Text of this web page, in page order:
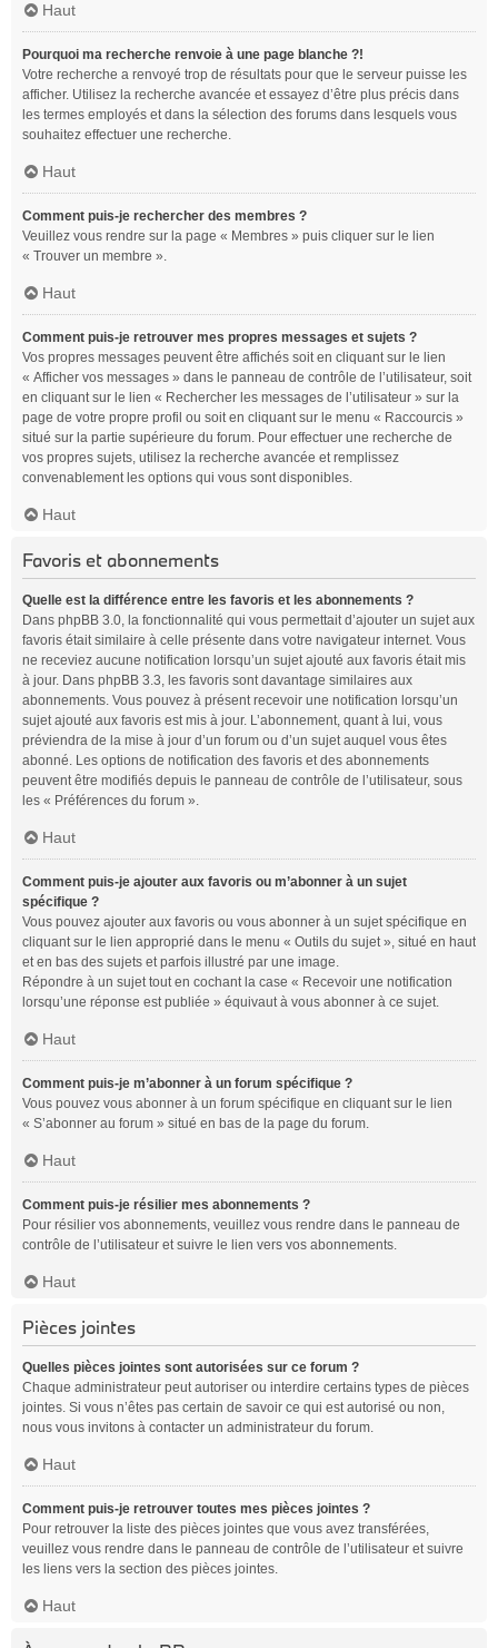
Haut
Pourquoi ma recherche renvoie à une page blanche ?!
Votre recherche a renvoyé trop de résultats pour que le serveur puisse les
afficher. Utilisez la recherche avancée et essayez d’être plus précis dans
les termes employés et dans la sélection des forums dans lesquels vous
souhaitez effectuer une recherche.
Haut
Comment puis-je rechercher des membres ?
Veuillez vous rendre sur la page « Membres » puis cliquer sur le lien
« Trouver un membre ».
Haut
Comment puis-je retrouver mes propres messages et sujets ?
Vos propres messages peuvent être affichés soit en cliquant sur le lien
« Afficher vos messages » dans le panneau de contrôle de l’utilisateur, soit
en cliquant sur le lien « Rechercher les messages de l’utilisateur » sur la
page de votre propre profil ou soit en cliquant sur le menu « Raccourcis »
situé sur la partie supérieure du forum. Pour effectuer une recherche de
vos propres sujets, utilisez la recherche avancée et remplissez
convenablement les options qui vous sont disponibles.
Haut
Favoris et abonnements
Quelle est la différence entre les favoris et les abonnements ?
Dans phpBB 3.0, la fonctionnalité qui vous permettait d’ajouter un sujet aux
favoris était similaire à celle présente dans votre navigateur internet. Vous
ne receviez aucune notification lorsqu’un sujet ajouté aux favoris était mis
à jour. Dans phpBB 3.3, les favoris sont davantage similaires aux
abonnements. Vous pouvez à présent recevoir une notification lorsqu’un
sujet ajouté aux favoris est mis à jour. L’abonnement, quant à lui, vous
préviendra de la mise à jour d’un forum ou d’un sujet auquel vous êtes
abonné. Les options de notification des favoris et des abonnements
peuvent être modifiés depuis le panneau de contrôle de l’utilisateur, sous
les « Préférences du forum ».
Haut
Comment puis-je ajouter aux favoris ou m’abonner à un sujet
spécifique ?
Vous pouvez ajouter aux favoris ou vous abonner à un sujet spécifique en
cliquant sur le lien approprié dans le menu « Outils du sujet », situé en haut
et en bas des sujets et parfois illustré par une image.
Répondre à un sujet tout en cochant la case « Recevoir une notification
lorsqu’une réponse est publiée » équivaut à vous abonner à ce sujet.
Haut
Comment puis-je m’abonner à un forum spécifique ?
Vous pouvez vous abonner à un forum spécifique en cliquant sur le lien
« S’abonner au forum » situé en bas de la page du forum.
Haut
Comment puis-je résilier mes abonnements ?
Pour résilier vos abonnements, veuillez vous rendre dans le panneau de
contrôle de l’utilisateur et suivre le lien vers vos abonnements.
Haut
Pièces jointes
Quelles pièces jointes sont autorisées sur ce forum ?
Chaque administrateur peut autoriser ou interdire certains types de pièces
jointes. Si vous n’êtes pas certain de savoir ce qui est autorisé ou non,
nous vous invitons à contacter un administrateur du forum.
Haut
Comment puis-je retrouver toutes mes pièces jointes ?
Pour retrouver la liste des pièces jointes que vous avez transférées,
veuillez vous rendre dans le panneau de contrôle de l’utilisateur et suivre
les liens vers la section des pièces jointes.
Haut